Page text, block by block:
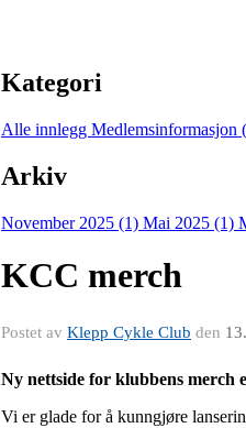
Kategori
Alle innlegg Medlemsinformasjon
Arkiv
November 2025 (1) Mai 2025 (1)
KCC merch
Postet av Klepp Cykle Club den
Ny nettside for klubbens merch
Vi er glade for å kunngjøre